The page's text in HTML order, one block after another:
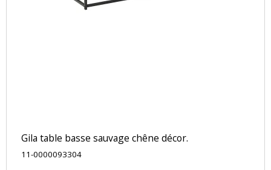
Gila table basse sauvage chêne décor.
11-0000093304